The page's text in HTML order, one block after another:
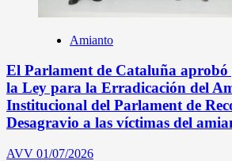
Amianto
El Parlament de Cataluña
la Ley para la Erradicación del
Institucional del Parlament de
Desagravio a las víctimas del
AVV 01/07/2026